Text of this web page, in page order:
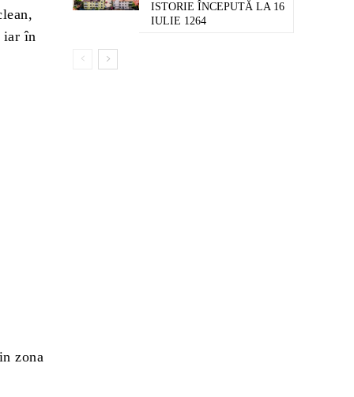
iar în
zona
ISTORIE ÎNCEPUTĂ LA 16
IULIE 1264